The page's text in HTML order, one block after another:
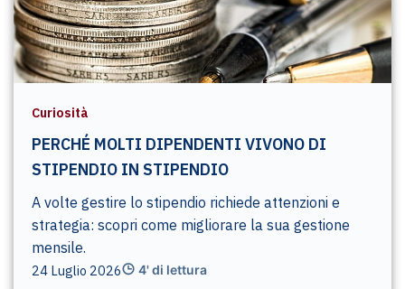
Curiosità
PERCHÉ MOLTI DIPENDENTI VIVONO DI
STIPENDIO IN STIPENDIO
A volte gestire lo stipendio richiede attenzioni e
strategia: scopri come migliorare la sua gestione
mensile.
24 Luglio 2026 4' di lettura